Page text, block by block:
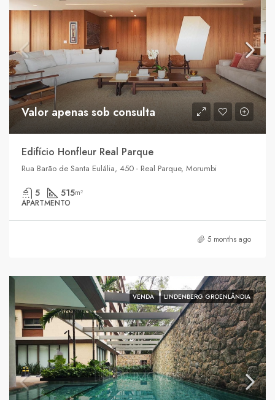
Valor apenas sob consulta
Edifício Honfleur Real Parque
Rua Barão de Santa Eulália, 450 - Real Parque, Morumbi
5 515m²
APARTMENTO
5 months ago
VENDA LINDENBERG GROENLÂNDIA